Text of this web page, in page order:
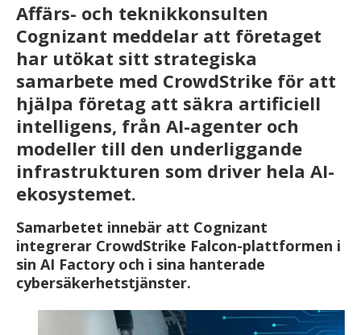
Affärs- och teknikkonsulten
Cognizant meddelar att företaget
har utökat sitt strategiska
samarbete med CrowdStrike för att
hjälpa företag att säkra artificiell
intelligens, från AI-agenter och
modeller till den underliggande
infrastrukturen som driver hela AI-
ekosystemet.
Samarbetet innebär att Cognizant
integrerar CrowdStrike Falcon-plattformen i
sin AI Factory och i sina hanterade
cybersäkerhetstjänster.